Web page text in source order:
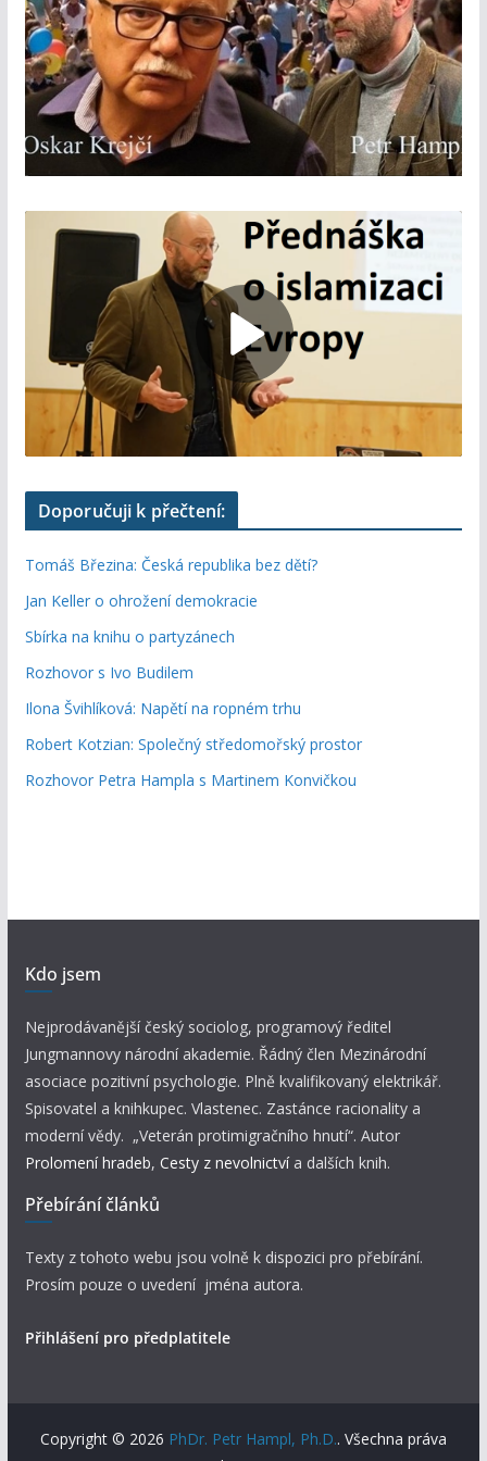
Doporučuji k přečtení:
Tomáš Březina: Česká republika bez dětí?
Jan Keller o ohrožení demokracie
Sbírka na knihu o partyzánech
Rozhovor s Ivo Budilem
Ilona Švihlíková: Napětí na ropném trhu
Robert Kotzian: Společný středomořský prostor
Rozhovor Petra Hampla s Martinem Konvičkou
Kdo jsem
Nejprodávanější český sociolog, programový ředitel
Jungmannovy národní akademie. Řádný člen Mezinárodní
asociace pozitivní psychologie. Plně kvalifikovaný elektrikář.
Spisovatel a knihkupec. Vlastenec. Zastánce racionality a
moderní vědy. „Veterán protimigračního hnutí“. Autor
Prolomení hradeb, Cesty z nevolnictví a dalších knih.
Přebírání článků
Texty z tohoto webu jsou volně k dispozici pro přebírání.
Prosím pouze o uvedení jména autora.
Přihlášení pro předplatitele
Copyright © 2026 PhDr. Petr Hampl, Ph.D.. Všechna práva